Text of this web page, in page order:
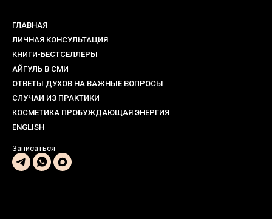
ГЛАВНАЯ
ЛИЧНАЯ КОНСУЛЬТАЦИЯ
КНИГИ-БЕСТСЕЛЛЕРЫ
АЙГУЛЬ В СМИ
ОТВЕТЫ ДУХОВ НА ВАЖНЫЕ ВОПРОСЫ
СЛУЧАИ ИЗ ПРАКТИКИ
КОСМЕТИКА ПРОБУЖДАЮЩАЯ ЭНЕРГИЯ
ENGLISH
Записаться